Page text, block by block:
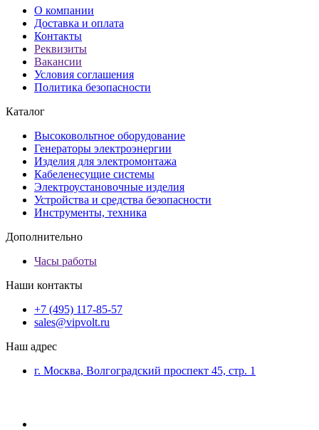
О компании
Доставка и оплата
Контакты
Реквизиты
Вакансии
Условия соглашения
Политика безопасности
Каталог
Высоковольтное оборудование
Генераторы электроэнергии
Изделия для электромонтажа
Кабеленесущие системы
Электроустановочные изделия
Устройства и средства безопасности
Инструменты, техника
Дополнительно
Часы работы
Наши контакты
+7 (495) 117-85-57
sales@vipvolt.ru
Наш адрес
г. Москва, Волгоградский проспект 45, стр. 1